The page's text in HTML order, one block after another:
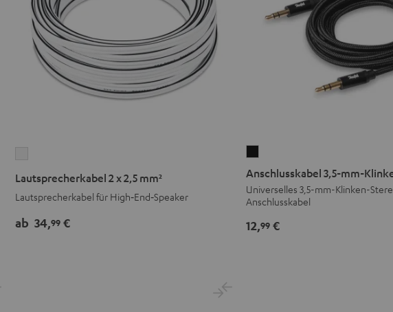
2,5
mm²
Lautsprecherkabel 2 x 2,5 mm²
Lautsprecherkabel für High‑End‑Speaker
ab 34,99 €
3,5-
mm-
Klinke
Anschlusskabel 3,5-mm-
Universelles 3,5-mm-Klinken-
Anschlusskabel
12,99 €